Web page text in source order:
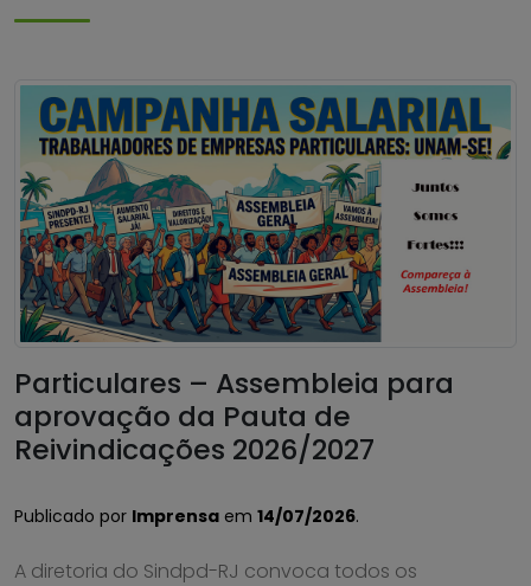
Particulares – Assembleia para
aprovação da Pauta de
Reivindicações 2026/2027
Publicado por Imprensa em 14/07/2026.
A diretoria do Sindpd-RJ convoca todos os